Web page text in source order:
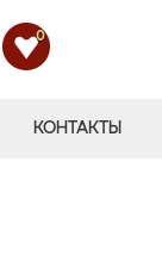
0
КОНТАКТЫ